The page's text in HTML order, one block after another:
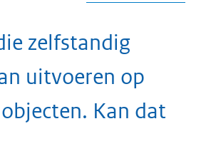
zelfstandig
uitvoeren op
Kan dat